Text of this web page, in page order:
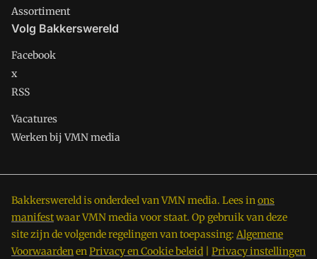
Assortiment
Volg Bakkerswereld
Facebook
x
RSS
Vacatures
Werken bij VMN media
Bakkerswereld is onderdeel van VMN media. Lees inons
manifestwaar VMN media voor staat. Op gebruik van deze
site zijn de volgende regelingen van toepassing: Algemene
VoorwaardenenPrivacy en Cookie beleid Privacy instellingen